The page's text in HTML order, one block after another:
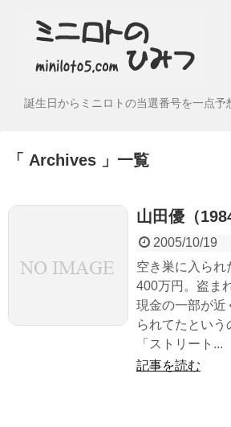
誕生日からミニロトの当選番号を一点予
Archives 一覧
山田優（
2005/10/19
空き巣に入られ
400万円。盗ま
現金の一部が近
られてたという
「ストリート...
記事を読む